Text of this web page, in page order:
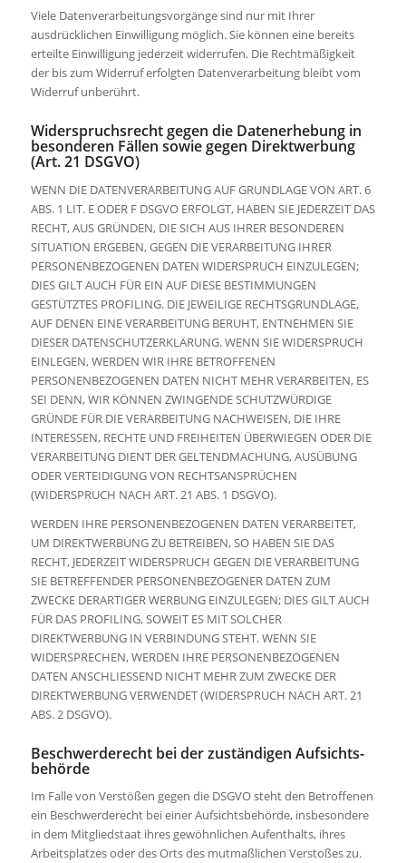
Viele Datenverarbeitungsvorgänge sind nur mit Ihrer
ausdrücklichen Einwilligung möglich. Sie können eine bereits
erteilte Einwilligung jederzeit widerrufen. Die Rechtmäßigkeit
der bis zum Widerruf erfolgten Datenverarbeitung bleibt vom
Widerruf unberührt.
Widerspruchsrecht gegen die Datenerhebung in
besonderen Fällen sowie gegen Direktwerbung
(Art. 21 DSGVO)
WENN DIE DATENVERARBEITUNG AUF GRUNDLAGE VON ART. 6
ABS. 1 LIT. E ODER F DSGVO ERFOLGT, HABEN SIE JEDERZEIT DAS
RECHT, AUS GRÜNDEN, DIE SICH AUS IHRER BESONDEREN
SITUATION ERGEBEN, GEGEN DIE VERARBEITUNG IHRER
PERSONENBEZOGENEN DATEN WIDERSPRUCH EINZULEGEN;
DIES GILT AUCH FÜR EIN AUF DIESE BESTIMMUNGEN
GESTÜTZTES PROFILING. DIE JEWEILIGE RECHTSGRUNDLAGE,
AUF DENEN EINE VERARBEITUNG BERUHT, ENTNEHMEN SIE
DIESER DATENSCHUTZERKLÄRUNG. WENN SIE WIDERSPRUCH
EINLEGEN, WERDEN WIR IHRE BETROFFENEN
PERSONENBEZOGENEN DATEN NICHT MEHR VERARBEITEN, ES
SEI DENN, WIR KÖNNEN ZWINGENDE SCHUTZWÜRDIGE
GRÜNDE FÜR DIE VERARBEITUNG NACHWEISEN, DIE IHRE
INTERESSEN, RECHTE UND FREIHEITEN ÜBERWIEGEN ODER DIE
VERARBEITUNG DIENT DER GELTENDMACHUNG, AUSÜBUNG
ODER VERTEIDIGUNG VON RECHTSANSPRÜCHEN
(WIDERSPRUCH NACH ART. 21 ABS. 1 DSGVO).
WERDEN IHRE PERSONENBEZOGENEN DATEN VERARBEITET,
UM DIREKTWERBUNG ZU BETREIBEN, SO HABEN SIE DAS
RECHT, JEDERZEIT WIDERSPRUCH GEGEN DIE VERARBEITUNG
SIE BETREFFENDER PERSONENBEZOGENER DATEN ZUM
ZWECKE DERARTIGER WERBUNG EINZULEGEN; DIES GILT AUCH
FÜR DAS PROFILING, SOWEIT ES MIT SOLCHER
DIREKTWERBUNG IN VERBINDUNG STEHT. WENN SIE
WIDERSPRECHEN, WERDEN IHRE PERSONENBEZOGENEN
DATEN ANSCHLIESSEND NICHT MEHR ZUM ZWECKE DER
DIREKTWERBUNG VERWENDET (WIDERSPRUCH NACH ART. 21
ABS. 2 DSGVO).
Beschwerde­recht bei der zuständigen Aufsichts­
behörde
Im Falle von Verstößen gegen die DSGVO steht den Betroffenen
ein Beschwerderecht bei einer Aufsichtsbehörde, insbesondere
in dem Mitgliedstaat ihres gewöhnlichen Aufenthalts, ihres
Arbeitsplatzes oder des Orts des mutmaßlichen Verstoßes zu.